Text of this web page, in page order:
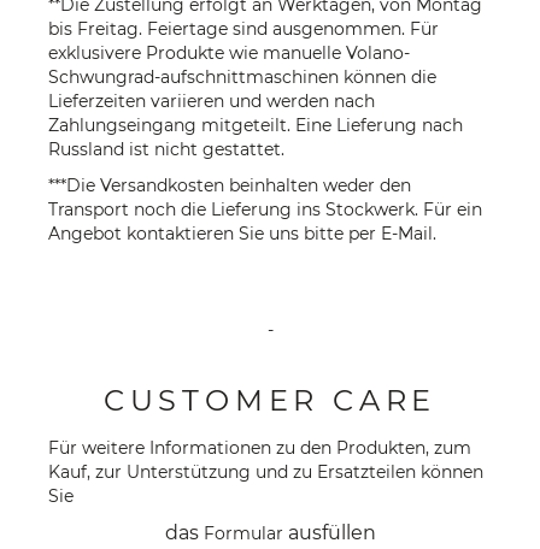
**Die Zustellung erfolgt an Werktagen, von Montag
bis Freitag. Feiertage sind ausgenommen. Für
exklusivere Produkte wie manuelle Volano-
Schwungrad-aufschnittmaschinen können die
Lieferzeiten variieren und werden nach
Zahlungseingang mitgeteilt. Eine Lieferung nach
Russland ist nicht gestattet.
***Die Versandkosten beinhalten weder den
Transport noch die Lieferung ins Stockwerk. Für ein
Angebot kontaktieren Sie uns bitte per E-Mail.
-
CUSTOMER CARE
Für weitere Informationen zu den Produkten, zum
Kauf, zur Unterstützung und zu Ersatzteilen können
Sie
das Formular ausfüllen